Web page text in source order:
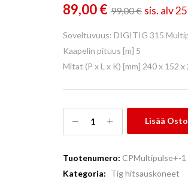
89,00€ 99,00€ sis. alv
Soveltuvuus: DIGITIG 315
Kaapelin pituus [m] 5
Mitat (P x L x K) [mm] 240 x 152 x
Lisää
Tuotenumero: CPMultipulse+-1
Kategoria: Tig hitsauskoneet